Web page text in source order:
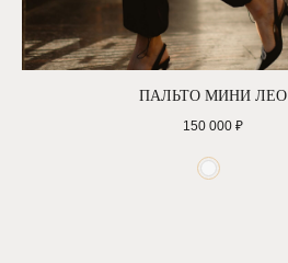
ПАЛЬТО МИНИ ЛЕО
150 000 ₽